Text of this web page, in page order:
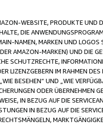
WEBSITE, PRODUKTE UND
DIE
NAMEN, MARKEN UND
AMAZON-MARKEN) UND DIE
SCHUTZRECHTE,
LIZENZGEBERN IM RAHMEN
BESEHEN“ UND „WIE
ODER ÜBERNEHMEN
IN BEZUG AUF DIE
IN BEZUG AUF DIE